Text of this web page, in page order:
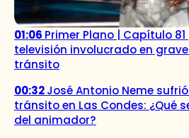
01:06 Primer Plano | Capítulo
televisión involucrado en
tránsito
00:32José Antonio Neme
tránsito en Las Condes: ¿Qué
del animador?